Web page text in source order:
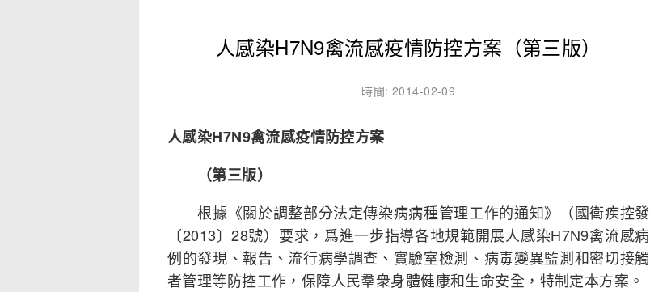
男性飲食
男性用品 男性疾病
女性飲食
女性生理 女性疾病
幼兒期
學前期 母嬰用品
老人用品
老人護理
亞健康
急救自救
肛腸科
人感染H7N9禽流感疫情防控方案（第三版）
時間: 2014-02-09
人感染H7N9禽流感疫情防控方案
（第三版）
根據《關於調整部分法定傳染病病種管理工作的通知》（國衛疾控發
〔2013〕28號）要求，爲進一步指導各地規範開展人感染H7N9禽流感病
例的發現、報告、流行病學調查、實驗室檢測、病毒變異監測和密切接觸
者管理等防控工作，保障人民羣衆身體健康和生命安全，特制定本方案。